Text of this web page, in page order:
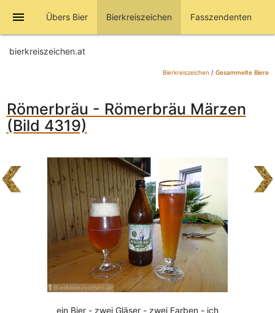
menu Übers Bier Bierkreiszeichen Fasszendenten
bierkreiszeichen.at
Bierkreiszeichen / Gesammelte Biere
Römerbräu - Römerbräu Märzen
(Bild 4319)
ein Bier - zwei Gläser - zwei Farben - ich